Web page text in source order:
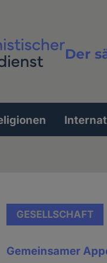
Der
GESELLSCHAFT
Gemeinsamer